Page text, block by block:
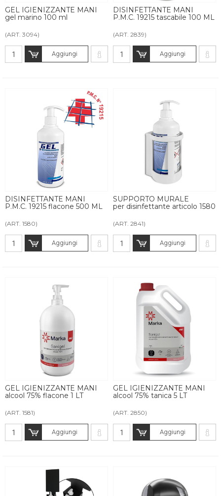
GEL IGIENIZZANTE MANI
gel marino 100 ml
(ART. 3094)
Aggiungi
DISINFETTANTE MANI
P.M.C. 19215 tascabile 100 ML
(ART. 2839)
Aggiungi
DISINFETTANTE MANI
P.M.C. 19215 flacone 500 ML
(ART. 1580)
Aggiungi
SUPPORTO MURALE
per disinfettante articolo 1580
(ART. 2841)
Aggiungi
GEL IGIENIZZANTE MANI
alcool 75% flacone 1 LT
(ART. 1581)
Aggiungi
GEL IGIENIZZANTE MANI
alcool 75% tanica 5 LT
(ART. 2850)
Aggiungi